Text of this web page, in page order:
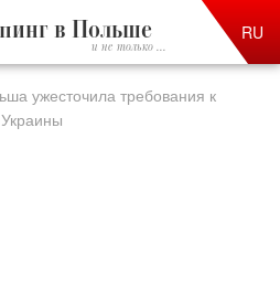
в Польше
и не только ...
RU
ужесточила требования к